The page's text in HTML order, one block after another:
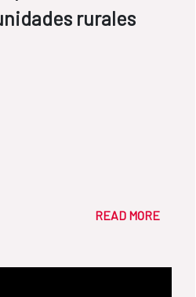
rurales
READ MORE